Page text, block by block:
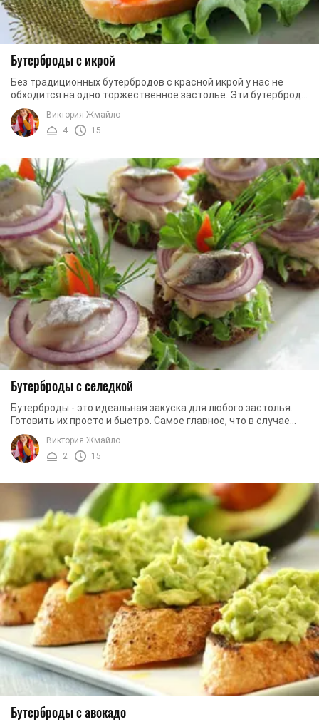
Бутерброды с икрой
Без традиционных бутербродов с красной икрой у нас не
обходится на одно торжественное застолье. Эти бутерброды
настолько всем нравятся, что их можно ...
Виктория Жмайло
4
15
Бутерброды с селедкой
Бутерброды - это идеальная закуска для любого застолья.
Готовить их просто и быстро. Самое главное, что в случае
прихода неожиданных гостей,буквально ...
Виктория Жмайло
2
15
Бутерброды с авокадо